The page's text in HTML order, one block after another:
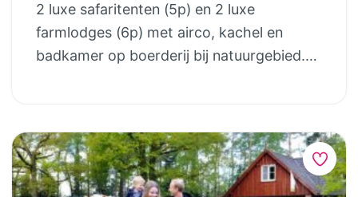
2 luxe safaritenten (5p) en 2 luxe
farmlodges (6p) met airco, kachel en
badkamer op boerderij bij natuurgebied.
privacy. Verblijven in een mooie, compleet
ingerichte en luxe safaritent of farmlodge.